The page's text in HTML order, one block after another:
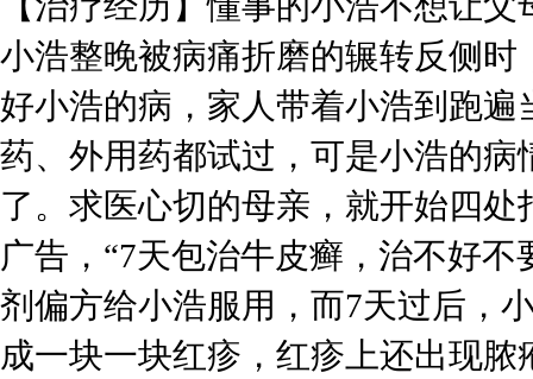
小浩整晚被病痛折磨的辗转反侧
好小浩的病，家人带着小浩到跑
药、外用药都试过，可是小浩的
了。求医心切的母亲，就开始四
广告，“7天包治牛皮癣，治不好
剂偏方给小浩服用，而7天过后，
成一块一块红疹，红疹上还出现